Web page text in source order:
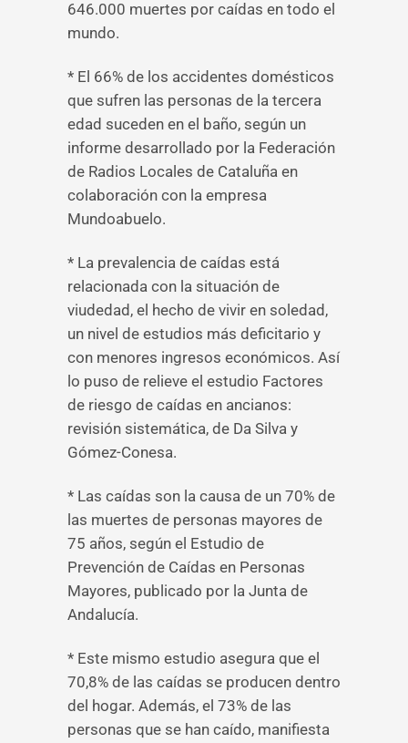
646.000 muertes por caídas en todo el
mundo.
* El 66% de los accidentes domésticos
que sufren las personas de la tercera
edad suceden en el baño, según un
informe desarrollado por la Federación
de Radios Locales de Cataluña en
colaboración con la empresa
Mundoabuelo.
* La prevalencia de caídas está
relacionada con la situación de
viudedad, el hecho de vivir en soledad,
un nivel de estudios más deficitario y
con menores ingresos económicos. Así
lo puso de relieve el estudio Factores
de riesgo de caídas en ancianos:
revisión sistemática, de Da Silva y
Gómez-Conesa.
* Las caídas son la causa de un 70% de
las muertes de personas mayores de
75 años, según el Estudio de
Prevención de Caídas en Personas
Mayores, publicado por la Junta de
Andalucía.
* Este mismo estudio asegura que el
70,8% de las caídas se producen dentro
del hogar. Además, el 73% de las
personas que se han caído, manifiesta